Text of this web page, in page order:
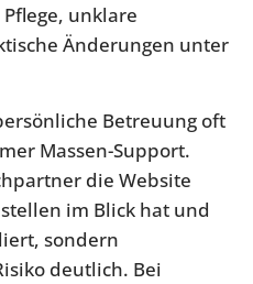
unklare
Änderungen unter
Betreuung oft
Massen-Support.
die Website
im Blick hat und
sondern
deutlich. Bei